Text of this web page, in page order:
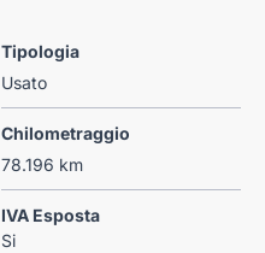
Tipologia
Usato
Chilometraggio
78.196 km
IVA Esposta
Si